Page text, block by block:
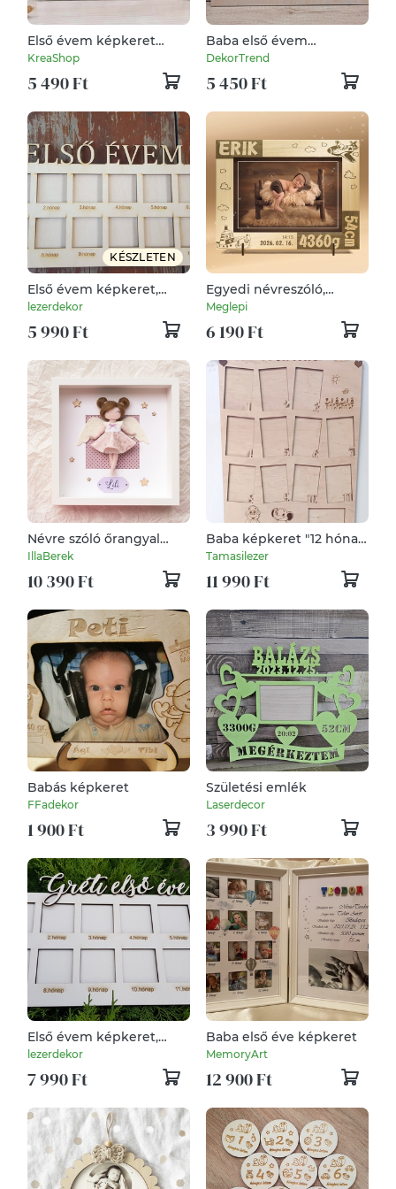
Első évem képkeret
egyedi gravírozással
KreaShop
5 490 Ft
Baba első évem
képkeret
DekorTrend
5 450 Ft
KÉSZLETEN
Első évem képkeret,
Baba képkeret,
hónap 12 fotó, A baba
lezerdekor
5 990 Ft
Egyedi névreszóló,
képkeret,
babaszületésre,
keresztelőre, ünnepi
Meglepi
6 190 Ft
Névre szóló őrangyal
keretben, kontyokkal
IllaBerek
10 390 Ft
Baba képkeret "12 hónap
emlékei"
Tamasilezer
11 990 Ft
Babás képkeret
FFadekor
1 900 Ft
Születési emlék
Laserdecor
3 990 Ft
Első évem képkeret,
Névre szóló, kalligrafikus
képkeret, Baba képkeret
lezerdekor
7 990 Ft
Baba első éve képkeret
MemoryArt
12 900 Ft